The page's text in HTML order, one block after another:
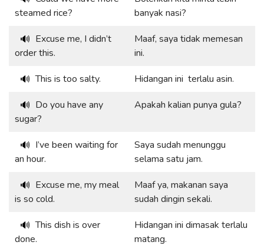
steamed rice?
banyak nasi?
🔊 Excuse me, I didn’t
order this.
Maaf, saya tidak memesan
ini.
🔊 This is too salty. Hidangan ini terlalu asin.
🔊 Do you have any
sugar?
Apakah kalian punya gula?
🔊 I’ve been waiting for
an hour.
Saya sudah menunggu
selama satu jam.
🔊 Excuse me, my meal
is so cold.
Maaf ya, makanan saya
sudah dingin sekali.
🔊 This dish is over
done.
Hidangan ini dimasak terlalu
matang.